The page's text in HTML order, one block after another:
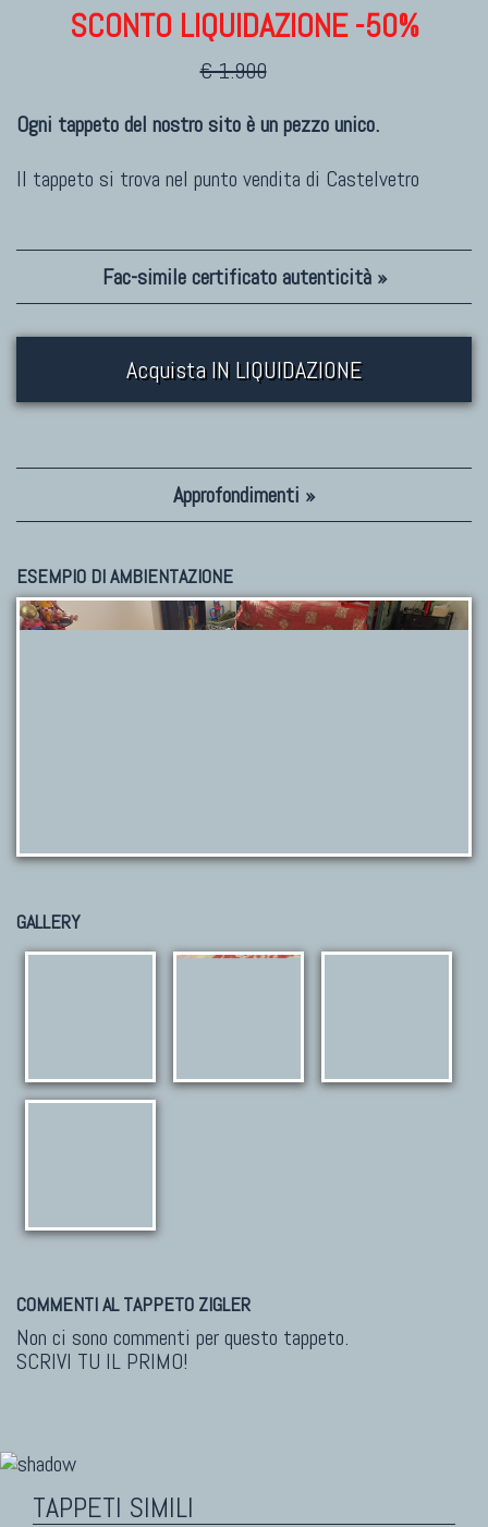
SCONTO LIQUIDAZIONE -50%
€ 1.900
Ogni tappeto del nostro sito è un pezzo unico.
Il tappeto si trova nel punto vendita di Castelvetro
Fac-simile certificato autenticità »
Acquista IN LIQUIDAZIONE
Approfondimenti »
ESEMPIO DI AMBIENTAZIONE
GALLERY
COMMENTI AL TAPPETO ZIGLER
Non ci sono commenti per questo tappeto.
SCRIVI TU IL PRIMO!
TAPPETI SIMILI